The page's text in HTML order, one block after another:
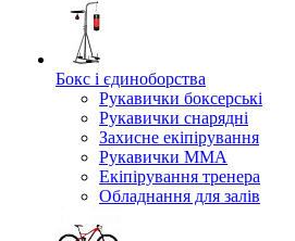
Бокс і єдиноборства
Рукавички боксерські
Рукавички снарядні
Захисне екіпірування
Рукавички ММА
Екіпірування тренера
Обладнання для залів